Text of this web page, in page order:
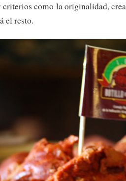
criterios como la originalidad,
el resto.